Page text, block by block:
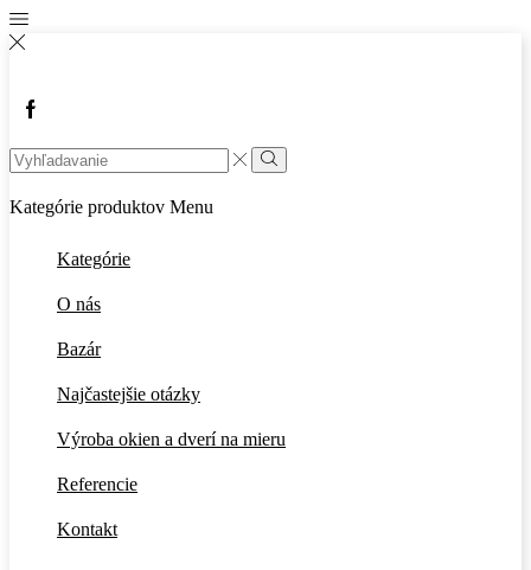
Facebook
Search
input
Vyhľadávanie
Kategórie produktov Menu
Kategórie
O nás
Bazár
Najčastejšie otázky
Výroba okien a dverí na mieru
Referencie
Kontakt